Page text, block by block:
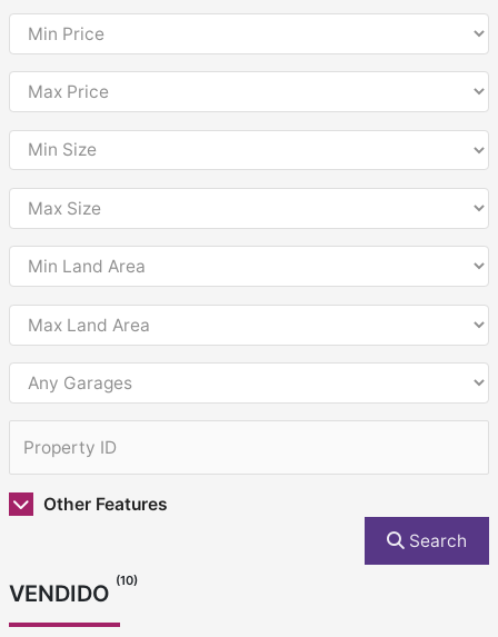
Other Features
Search
VENDIDO (10)